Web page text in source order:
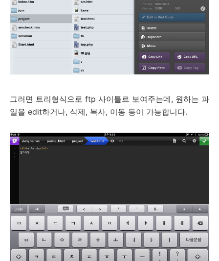
그러면 트리형식으로 ftp 사이틀르 보여주는데, 원하는 파
일을 edit하거나, 삭제, 복사, 이동 등이 가능합니다.